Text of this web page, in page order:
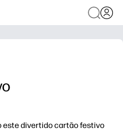
este divertido cartão festivo